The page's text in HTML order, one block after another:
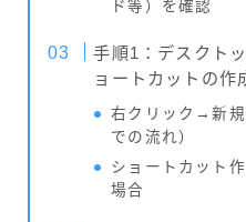
ド等）を確認
手順1：デスクト
ョートカットの作
右クリック→新
での流れ）
ショートカット
場合